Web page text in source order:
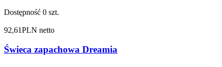
Dostępność 0 szt.
92,61PLN netto
Świeca zapachowa Dreamia